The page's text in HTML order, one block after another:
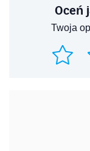
Oceń
Twoja